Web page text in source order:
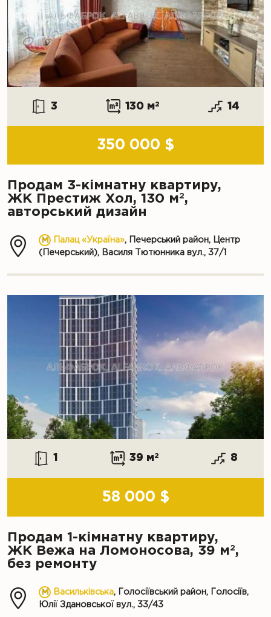
3 130 м2 14
350 000 $
Продам 3-кімнатну квартиру,
ЖК Престиж Хол, 130 м2,
авторський дизайн
Палац «Україна», Печерський район, Центр
(Печерський), Василя Тютюнника вул., 37/1
1 39 м2 8
58 000 $
Продам 1-кімнатну квартиру,
ЖК Вежа на Ломоносова, 39 м2,
без ремонту
Васильківська, Голосіївський район, Голосіїв,
Юлії Здановської вул., 33/43